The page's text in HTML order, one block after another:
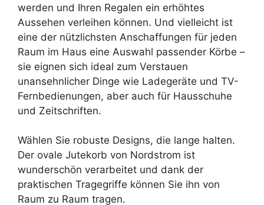
werden und Ihren Regalen ein erhöhtes
Aussehen verleihen können. Und vielleicht ist
eine der nützlichsten Anschaffungen für jeden
Raum im Haus eine Auswahl passender Körbe –
sie eignen sich ideal zum Verstauen
unansehnlicher Dinge wie Ladegeräte und TV-
Fernbedienungen, aber auch für Hausschuhe
und Zeitschriften.
Wählen Sie robuste Designs, die lange halten.
Der ovale Jutekorb von Nordstrom ist
wunderschön verarbeitet und dank der
praktischen Tragegriffe können Sie ihn von
Raum zu Raum tragen.